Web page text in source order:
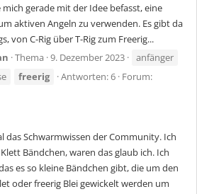
gerade mit der Idee befasst, eine
aktiven Angeln zu verwenden. Es gibt da
von C-Rig über T-Rig zum Freerig...
Thema 9. Dezember 2023
anfänger
freerig Antworten: 6 Forum:
das Schwarmwissen der Community. Ich
Bändchen, waren das glaub ich. Ich
es so kleine Bändchen gibt, die um den
oder freerig Blei gewickelt werden um